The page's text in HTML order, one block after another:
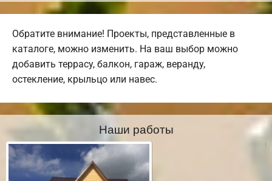
Обратите внимание! Проекты, представленные в
каталоге, можно изменить. На ваш выбор можно
добавить террасу, балкон, гараж, веранду,
остекление, крыльцо или навес.
Наши работы